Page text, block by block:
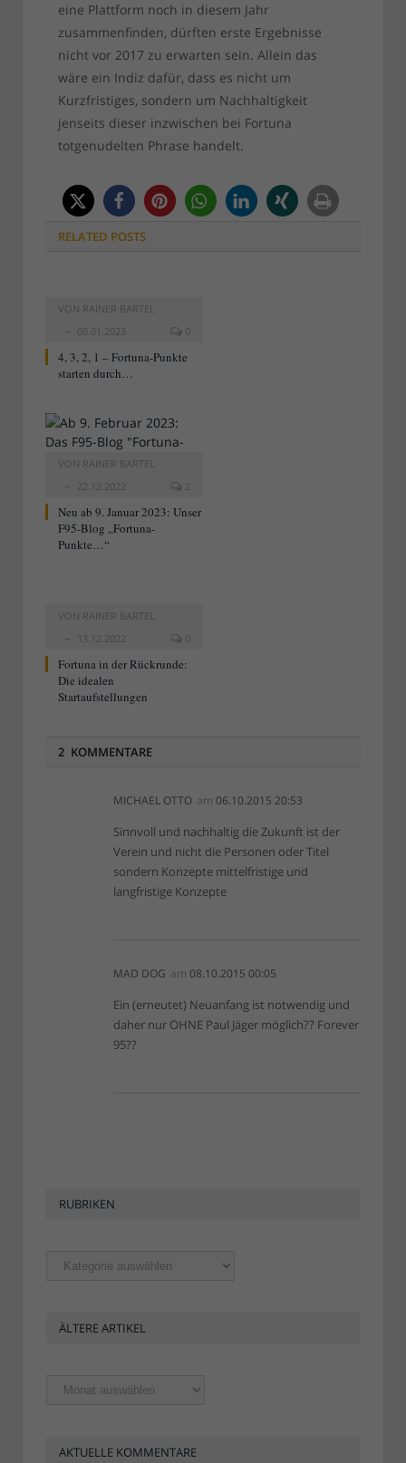
eine Plattform noch in diesem Jahr
zusammenfinden, dürften erste Ergebnisse
nicht vor 2017 zu erwarten sein. Allein das
wäre ein Indiz dafür, dass es nicht um
Kurzfristiges, sondern um Nachhaltigkeit
jenseits dieser inzwischen bei Fortuna
totgenudelten Phrase handelt.
RELATED POSTS
VON RAINER BARTEL
08.01.2023
0
4, 3, 2, 1 – Fortuna-Punkte
starten durch…
VON RAINER BARTEL
22.12.2022
2
Neu ab 9. Januar 2023: Unser
F95-Blog „Fortuna-
Punkte…“
VON RAINER BARTEL
13.12.2022
0
Fortuna in der Rückrunde:
Die idealen
Startaufstellungen
2 KOMMENTARE
MICHAEL OTTO am 06.10.2015 20:53
Sinnvoll und nachhaltig die Zukunft ist der
Verein und nicht die Personen oder Titel
sondern Konzepte mittelfristige und
langfristige Konzepte
MAD DOG am 08.10.2015 00:05
Ein (erneutet) Neuanfang ist notwendig und
daher nur OHNE Paul Jäger möglich?? Forever
95??
RUBRIKEN
Rubriken
ÄLTERE ARTIKEL
Ältere
Artikel
AKTUELLE KOMMENTARE